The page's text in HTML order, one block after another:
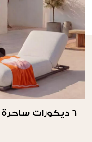
6 ديكورات ساحرة للاسترخاء امام المسبح